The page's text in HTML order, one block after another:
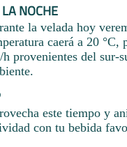
NOCHE
la velada hoy
caerá a 20
provenientes del sur-
este tiempo y
con tu bebida